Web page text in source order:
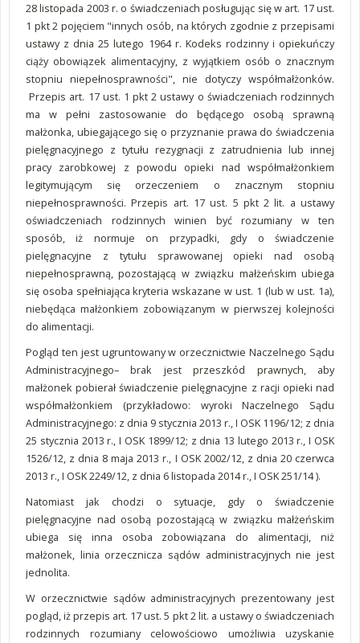
28 listopada 2003 r. o świadczeniach posługując się w art. 17 ust.
1 pkt 2 pojęciem "innych osób, na których zgodnie z przepisami
ustawy z dnia 25 lutego 1964 r. Kodeks rodzinny i opiekuńczy
ciąży obowiązek alimentacyjny, z wyjątkiem osób o znacznym
stopniu niepełnosprawności", nie dotyczy współmałżonków.
Przepis art. 17 ust. 1 pkt 2 ustawy o świadczeniach rodzinnych
ma w pełni zastosowanie do będącego osobą sprawną
małżonka, ubiegającego się o przyznanie prawa do świadczenia
pielęgnacyjnego z tytułu rezygnacji z zatrudnienia lub innej
pracy zarobkowej z powodu opieki nad współmałżonkiem
legitymującym się orzeczeniem o znacznym stopniu
niepełnosprawności. Przepis art. 17 ust. 5 pkt 2 lit. a ustawy
oświadczeniach rodzinnych winien być rozumiany w ten
sposób, iż normuje on przypadki, gdy o świadczenie
pielęgnacyjne z tytułu sprawowanej opieki nad osobą
niepełnosprawną, pozostającą w związku małżeńskim ubiega
się osoba spełniająca kryteria wskazane w ust. 1 (lub w ust. 1a),
niebędąca małżonkiem zobowiązanym w pierwszej kolejności
do alimentacji.
Pogląd ten jest ugruntowany w orzecznictwie Naczelnego Sądu
Administracyjnego– brak jest przeszkód prawnych, aby
małżonek pobierał świadczenie pielęgnacyjne z racji opieki nad
współmałżonkiem (przykładowo: wyroki Naczelnego Sądu
Administracyjnego: z dnia 9 stycznia 2013 r., I OSK 1196/12; z dnia
25 stycznia 2013 r., I OSK 1899/12; z dnia 13 lutego 2013 r., I OSK
1526/12, z dnia 8 maja 2013 r., I OSK 2002/12, z dnia 20 czerwca
2013 r., I OSK 2249/12, z dnia 6 listopada 2014 r., I OSK 251/14 ).
Natomiast jak chodzi o sytuacje, gdy o świadczenie
pielęgnacyjne nad osobą pozostającą w związku małżeńskim
ubiega się inna osoba zobowiązana do alimentacji, niż
małżonek, linia orzecznicza sądów administracyjnych nie jest
jednolita.
W orzecznictwie sądów administracyjnych prezentowany jest
pogląd, iż przepis art. 17 ust. 5 pkt 2 lit. a ustawy o świadczeniach
rodzinnych rozumiany celowościowo umożliwia uzyskanie